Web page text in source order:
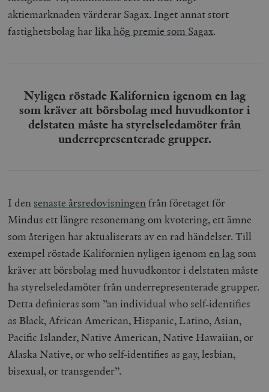
aktiemarknaden värderar Sagax. Inget annat stort
fastighetsbolag harlika hög premie som Sagax.
Nyligen röstade Kalifornien igenom en lag
som kräver att börsbolag med huvudkontor i
delstaten måste ha styrelseledamöter från
underrepresenterade grupper.
I den senaste årsredovisningenfrån företaget för
Mindus ett längre resonemang om kvotering, ett ämne
som återigen har aktualiserats av en rad händelser. Till
exempel röstade Kalifornien nyligen igenomen lag som
kräver att börsbolag med huvudkontor i delstaten måste
ha styrelseledamöter från underrepresenterade grupper.
Detta definieras som ”an individual who self-identifies
as Black, African American, Hispanic, Latino, Asian,
Pacific Islander, Native American, Native Hawaiian, or
Alaska Native, or who self-identifies as gay, lesbian,
bisexual, or transgender”.